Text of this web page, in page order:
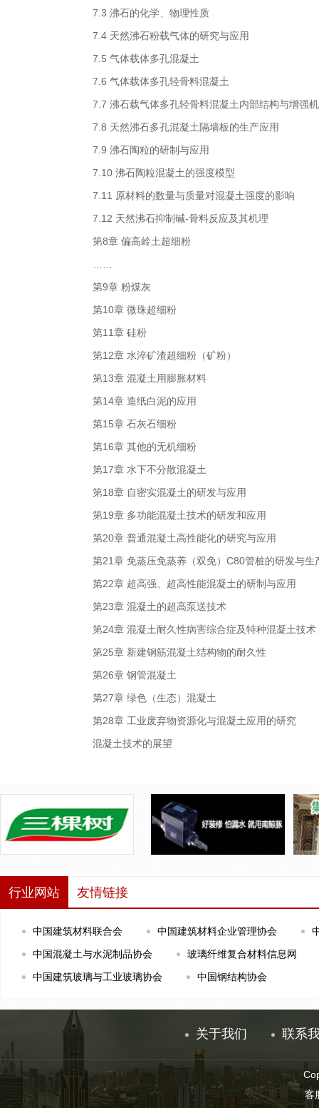
7.3 沸石的化学、物理性质
7.4 天然沸石粉载气体的研究与应用
7.5 气体载体多孔混凝土
7.6 气体载体多孔轻骨料混凝土
7.7 沸石载气体多孔轻骨料混凝土内部结构与增强
7.8 天然沸石多孔混凝土隔墙板的生产应用
7.9 沸石陶粒的研制与应用
7.10 沸石陶粒混凝土的强度模型
7.11 原材料的数量与质量对混凝土强度的影响
7.12 天然沸石抑制碱-骨料反应及其机理
第8章 偏高岭土超细粉
第9章 粉煤灰
第10章 微珠超细粉
第11章 硅粉
第12章 水淬矿渣超细粉（矿粉）
第13章 混凝土用膨胀材料
第14章 造纸白泥的应用
第15章 石灰石细粉
第16章 其他的无机细粉
第17章 水下不分散混凝土
第18章 自密实混凝土的研发与应用
第19章 多功能混凝土技术的研发和应用
第20章 普通混凝土高性能化的研究与应用
第21章 免蒸压免蒸养（双免）C80管桩的研发与生
第22章 超高强、超高性能混凝土的研制与应用
第23章 混凝土的超高泵送技术
第24章 混凝土耐久性病害综合症及特种混凝土技术
第25章 新建钢筋混凝土结构物的耐久性
第26章 钢管混凝土
第27章 绿色（生态）混凝土
第28章 工业废弃物资源化与混凝土应用的研究
混凝土技术的展望
行业网站 友情链接
中国建筑材料联合会 中国建筑材料企业管理协会
中国混凝土与水泥制品协会
玻璃纤维复合材料信息网
中国建筑玻璃与工业玻璃协会
中国钢结构协会
关于我们 联系
客